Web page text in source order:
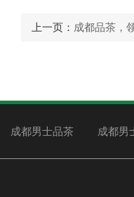
上一页： 成都品茶，
成都男士品茶 成都男